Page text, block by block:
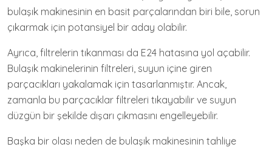
bulaşık makinesinin en basit parçalarından biri bile, sorun
çıkarmak için potansiyel bir aday olabilir.
Ayrıca, filtrelerin tıkanması da E24 hatasına yol açabilir.
Bulaşık makinelerinin filtreleri, suyun içine giren
parçacıkları yakalamak için tasarlanmıştır. Ancak,
zamanla bu parçacıklar filtreleri tıkayabilir ve suyun
düzgün bir şekilde dışarı çıkmasını engelleyebilir.
Başka bir olası neden de bulaşık makinesinin tahliye